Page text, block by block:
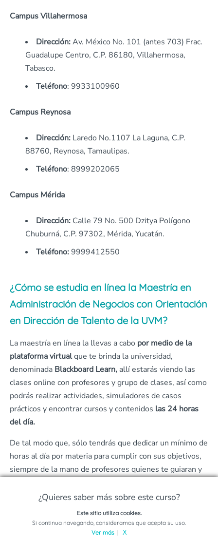
Campus Villahermosa
Dirección:Av. México No. 101 (antes 703) Frac.
Guadalupe Centro, C.P. 86180, Villahermosa,
Tabasco.
Teléfono: 9933100960
Campus Reynosa
Dirección: Laredo No.1107 La Laguna, C.P.
88760, Reynosa, Tamaulipas.
Teléfono: 8999202065
Campus Mérida
Dirección: Calle 79 No. 500 Dzitya Polígono
Chuburná, C.P. 97302, Mérida, Yucatán.
Teléfono:9999412550
¿Cómo se estudia en línea la Maestría en
Administración de Negocios con Orientación
en Dirección de Talento de la UVM?
La maestría en línea la llevas a cabo por medio de la
plataforma virtualque te brinda la universidad,
denominada Blackboard Learn, allí estarás viendo las
clases online con profesores y grupo de clases, así como
podrás realizar actividades, simuladores de casos
prácticos y encontrar cursos y contenidos las 24 horas
del día.
De tal modo que, sólo tendrás que dedicar un mínimo de
horas al día por materia para cumplir con sus objetivos,
siempre de la mano de profesores quienes te guiaran y
Finalmente,el proceso de aprendizaje es gradual
que irás aprendiendo a medida que cumplas con el plan
de estudios y sus áreas de conocimiento.
¿Quieres saber más sobre este curso?
Solicita información sobre este programa
Este sitio utiliza cookies.
Si continua navegando, consideramos que acepta su uso.
Ver más| X